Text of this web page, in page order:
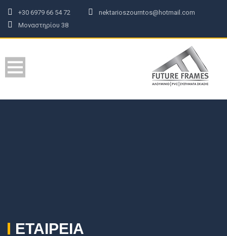
+30 6979 66 54 72
nektarioszourntos@hotmail.com
Μοναστηρίου 38
ΕΤΑΙΡΕΙΑ